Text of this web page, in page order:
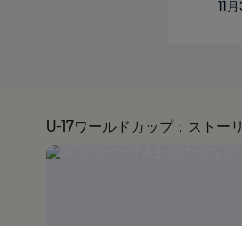
11
U-17ワールドカップ：ストー